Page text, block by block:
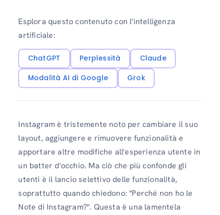
Esplora questo contenuto con l'intelligenza
artificiale:
ChatGPT Perplessità
Claude
Modalità AI di Google
Grok
Instagram è tristemente noto per cambiare il suo
layout, aggiungere e rimuovere funzionalità e
apportare altre modifiche all'esperienza utente in
un batter d'occhio. Ma ciò che più confonde gli
utenti è il lancio selettivo delle funzionalità,
soprattutto quando chiedono: "Perché non ho le
Note di Instagram?". Questa è una lamentela